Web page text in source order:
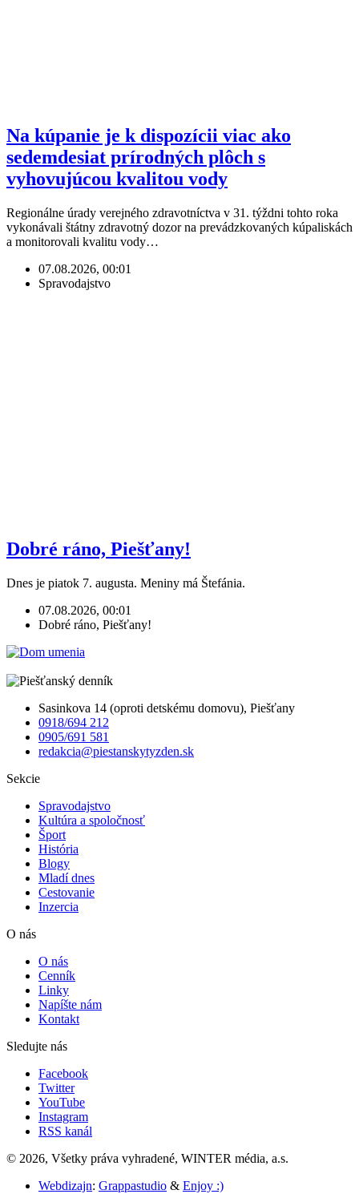
Na kúpanie je k dispozícii viac ako
sedemdesiat prírodných plôch s
vyhovujúcou kvalitou vody
Regionálne úrady verejného zdravotníctva v 31. týždni tohto roka
vykonávali štátny zdravotný dozor na prevádzkovaných kúpaliskách
a monitorovali kvalitu vody…
07.08.2026, 00:01
Spravodajstvo
Dobré ráno, Piešťany!
Dnes je piatok 7. augusta. Meniny má Štefánia.
07.08.2026, 00:01
Dobré ráno, Piešťany!
Sasinkova 14 (oproti detskému domovu), Piešťany
0918/694 212
0905/691 581
redakcia@piestanskytyzden.sk
Sekcie
Spravodajstvo
Kultúra a spoločnosť
Šport
História
Blogy
Mladí dnes
Cestovanie
Inzercia
O nás
O nás
Cenník
Linky
Napíšte nám
Kontakt
Sledujte nás
Facebook
Twitter
YouTube
Instagram
RSS kanál
© 2026, Všetky práva vyhradené, WINTER média, a.s.
Webdizajn: Grappastudio & Enjoy :)